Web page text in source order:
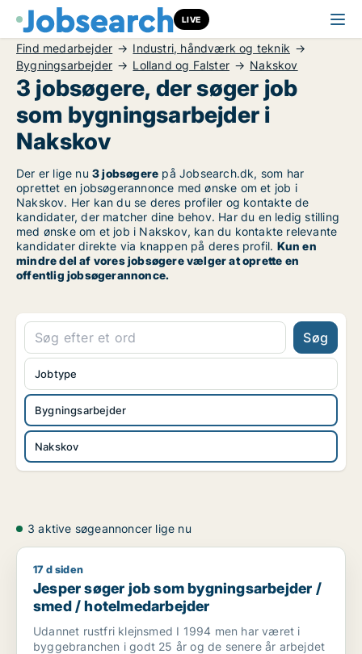
LIVE
Find medarbejder
Industri, håndværk og teknik
Bygningsarbejder
Lolland og Falster Nakskov
3 jobsøgere, der søger job
som bygningsarbejder i
Nakskov
Der er lige nu 3 jobsøgere på Jobsearch.dk, som har
oprettet en jobsøgerannonce med ønske om et job i
Nakskov. Her kan du se deres profiler og kontakte de
kandidater, der matcher dine behov. Har du en ledig stilling
med ønske om et job i Nakskov, kan du kontakte relevante
kandidater direkte via knappen på deres profil. Kun en
mindre del af vores jobsøgere vælger at oprette en
offentlig jobsøgerannonce.
Søg
Bygningsarbejder
Nakskov
Jobtype
3 aktive søgeannoncer lige nu
Jesper søger job som bygningsarbejder / smed /
17 d siden
Jesper søger job som bygningsarbejder /
smed / hotelmedarbejder
Udannet rustfri klejnsmed I 1994 men har været i
byggebranchen i godt 25 år og de senere år arbejdet